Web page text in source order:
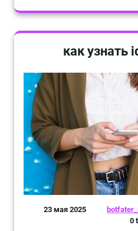
как узнать
23 мая 2025
0